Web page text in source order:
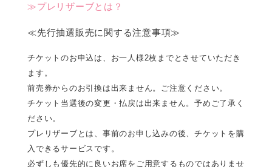
≫プレリザーブとは？
≪先行抽選販売に関する注意事項≫
チケットのお申込は、お一人様2枚までとさせていただき
ます。
前売券からのお引換は出来ません。ご注意ください。
チケット当選後の変更・払戻は出来ません。予めご了承く
ださい。
プレリザーブとは、事前のお申し込みの後、チケットを購
入できるサービスです。
必ずしも優先的に良いお席をご用意するものではありませ